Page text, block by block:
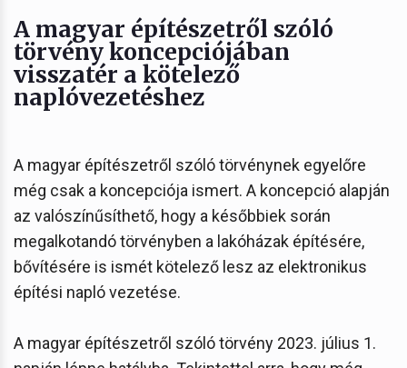
A magyar építészetről szóló
törvény koncepciójában
visszatér a kötelező
naplóvezetéshez
A magyar építészetről szóló törvénynek egyelőre
még csak a koncepciója ismert. A koncepció alapján
az valószínűsíthető, hogy a későbbiek során
megalkotandó törvényben a lakóházak építésére,
bővítésére is ismét kötelező lesz az elektronikus
építési napló vezetése.
A magyar építészetről szóló törvény 2023. július 1.